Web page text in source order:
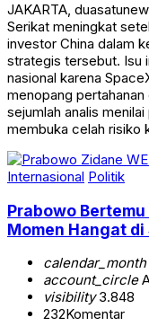
JAKARTA,
Serikat meningkat
investor China dalam
strategis tersebut. Isu
nasional karena
menopang pertahanan
sejumlah analis
membuka celah
Internasional Politik
Prabowo
Momen Hangat di
calendar_month
account_circle
visibility3.848
232Komentar